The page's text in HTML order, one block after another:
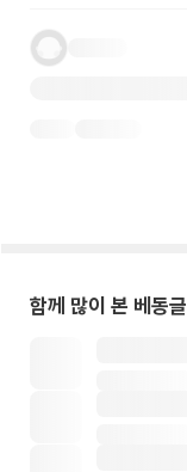
함께 많이 본 베동글